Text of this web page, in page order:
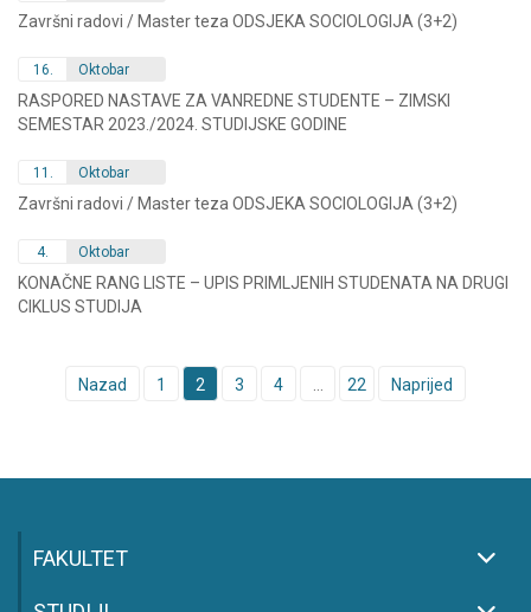
Završni radovi / Master teza ODSJEKA SOCIOLOGIJA (3+2)
16. Oktobar
RASPORED NASTAVE ZA VANREDNE STUDENTE – ZIMSKI
SEMESTAR 2023./2024. STUDIJSKE GODINE
11. Oktobar
Završni radovi / Master teza ODSJEKA SOCIOLOGIJA (3+2)
4. Oktobar
KONAČNE RANG LISTE – UPIS PRIMLJENIH STUDENATA NA DRUGI
CIKLUS STUDIJA
PostsNazad 1 2 3 4 22 Naprijed
FAKULTET